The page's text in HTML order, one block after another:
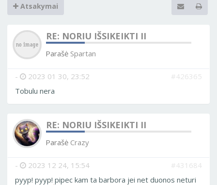
Atsakymai
RE: NORIU IŠSIKEIKTI II
Parašė Spartan
- 2023 01 30, 23:52
#426365
Tobulu nera
RE: NORIU IŠSIKEIKTI II
Parašė Crazy
- 2023 12 24, 15:54
#431684
pyyp! pyyp! pipec kam ta barbora jei net duonos neturi